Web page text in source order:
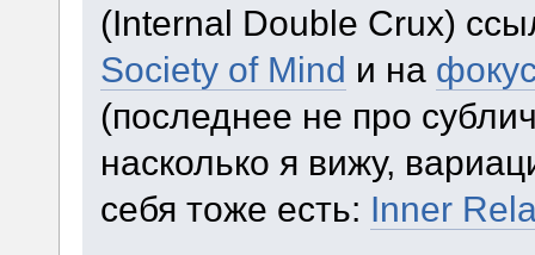
(Internal Double Crux)
Society of Mind и на
(последнее не про
насколько я вижу,
себя тоже есть: Inner